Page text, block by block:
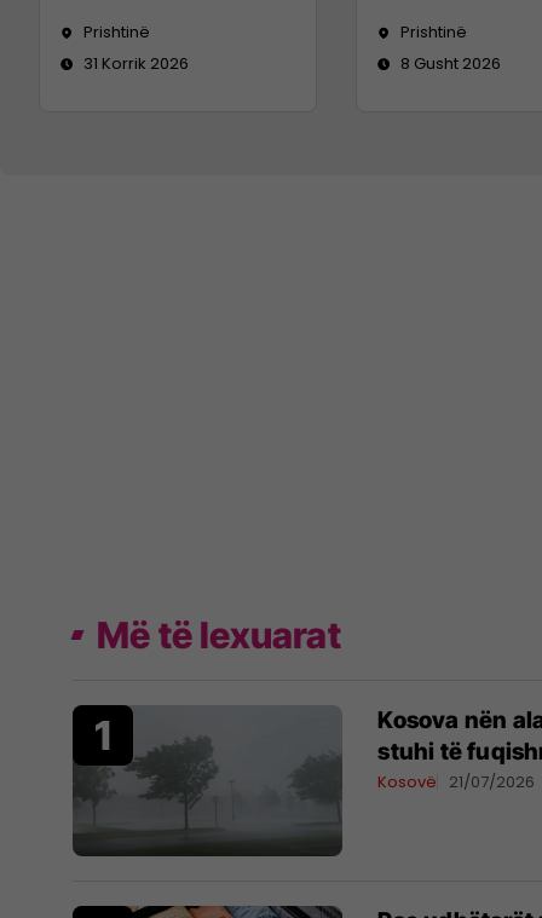
Prishtinë
31 Korrik 2026
Prishtinë
8 Gusht 2026
Më të lexuarat
Kosova nën
stuhi të
Kosovë 21/07/2026